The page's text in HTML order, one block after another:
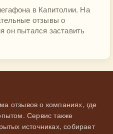
в Капитолии. На
отзывы о
он пытался заставить
отзывов о компаниях, где
Сервис также
источниках, собирает